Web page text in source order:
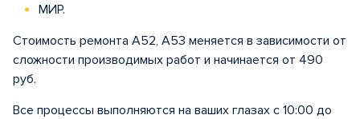
МИР.
Стоимость ремонта A52, A53 меняется в зависимости от
сложности производимых работ и начинается от 490
руб.
Все процессы выполняются на ваших глазах с 10:00 до